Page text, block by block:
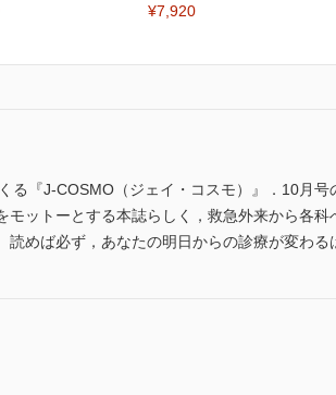
¥7,920
る『J-COSMO（ジェイ・コスモ）』．10月
ットーとする本誌らしく，救急外来から各
めば必ず，あなたの明日からの診療が変わる